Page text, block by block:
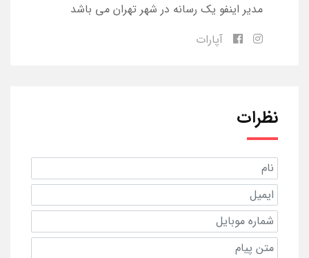
مدیر اینفو یک رسانه در شهر تهران می باشد
آپارات
نظرات